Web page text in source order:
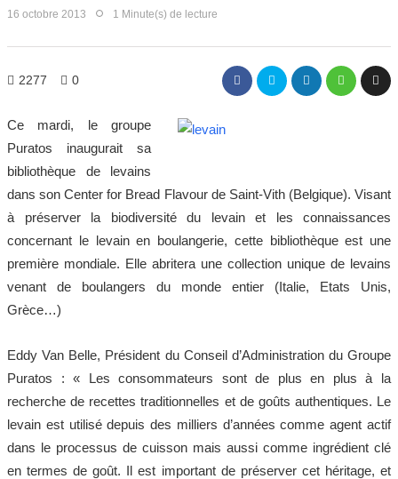
16 octobre 2013 1 Minute(s) de lecture
2277 0
Ce mardi, le groupe
Puratos inaugurait sa
bibliothèque de levains
dans son Center for Bread Flavour de Saint-Vith (Belgique). Visant
à préserver la biodiversité du levain et les connaissances
concernant le levain en boulangerie, cette bibliothèque est une
première mondiale. Elle abritera une collection unique de levains
venant de boulangers du monde entier (Italie, Etats Unis,
Grèce…)
Eddy Van Belle, Président du Conseil d’Administration du Groupe
Puratos : « Les consommateurs sont de plus en plus à la
recherche de recettes traditionnelles et de goûts authentiques. Le
levain est utilisé depuis des milliers d’années comme agent actif
dans le processus de cuisson mais aussi comme ingrédient clé
en termes de goût. Il est important de préserver cet héritage, et